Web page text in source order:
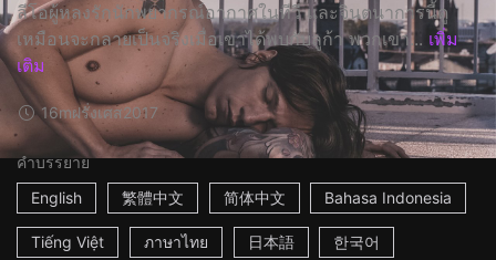
ลีโอผู้หลงรักนักพยากรณ์อากาศในทีวี และจินตนาการนี้ดู
เหมือนจะกลายเป็นจริงเมื่อเขาได้พบกับลูก้า พวกเขา... เพิ่ม
เติม
16mฝรั่งเศส2017
คำบรรยาย
English
繁體中文 简体中文 Bahasa Indonesia
Tiếng Việt ภาษาไทย 日本語 한국어